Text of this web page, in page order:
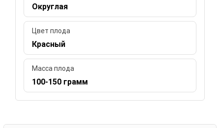
Округлая
Цвет плода
Красный
Масса плода
100-150 грамм